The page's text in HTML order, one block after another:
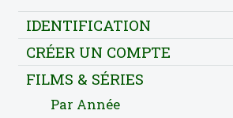
IDENTIFICATION
CRÉER UN COMPTE
FILMS & SÉRIES
Par Année